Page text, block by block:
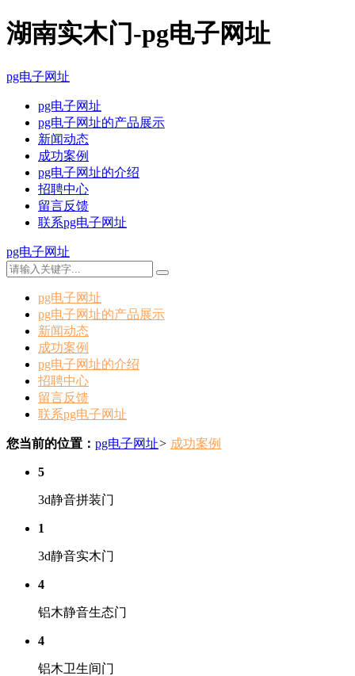
湖南实木门-pg电子网址
pg电子网址
pg电子网址
pg电子网址的产品展示
新闻动态
成功案例
pg电子网址的介绍
招聘中心
留言反馈
联系pg电子网址
pg电子网址
pg电子网址
pg电子网址的产品展示
新闻动态
成功案例
pg电子网址的介绍
招聘中心
留言反馈
联系pg电子网址
您当前的位置： pg电子网址> 成功案例
5
3d静音拼装门
1
3d静音实木门
4
铝木静音生态门
4
铝木卫生间门